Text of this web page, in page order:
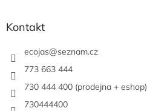
Kontakt
ecojas@seznam.cz
773 663 444
730 444 400 (prodejna + eshop)
730444400